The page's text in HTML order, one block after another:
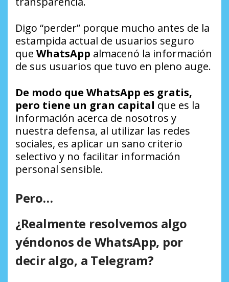
Digo “perder” porque mucho antes de la
estampida actual de usuarios seguro
que WhatsApp almacenó la información
de sus usuarios que tuvo en pleno auge.
De modo que WhatsApp es gratis,
pero tiene un gran capital que es la
información acerca de nosotros y
nuestra defensa, al utilizar las redes
sociales, es aplicar un sano criterio
selectivo y no facilitar información
personal sensible.
Pero…
¿Realmente resolvemos algo
yéndonos de WhatsApp, por
decir algo, a Telegram?